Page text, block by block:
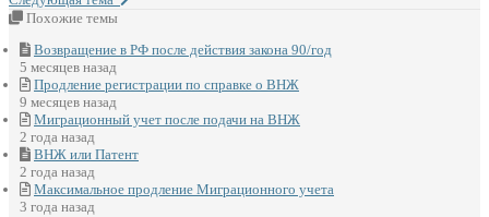
Похожие темы
Возвращение в РФ после действия закона 90/год
5 месяцев назад
Продление регистрации по справке о ВНЖ
9 месяцев назад
Миграционный учет после подачи на ВНЖ
2 года назад
ВНЖ или Патент
2 года назад
Максимальное продление Миграционного учета
3 года назад